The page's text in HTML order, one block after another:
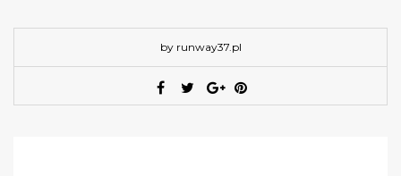
by runway37.pl